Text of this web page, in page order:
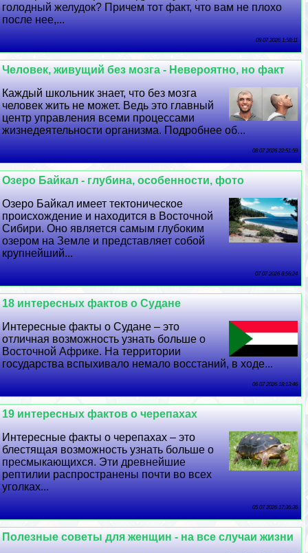
голодный желудок? Причем тот факт, что вам не плохо
после нее,...
09 07 2026 1:58:11
Человек, живущий без мозга - Невероятно, но факт
Каждый школьник знает, что без мозга
человек жить не может. Ведь это главный
центр управления всеми процессами
жизнедеятельности организма. Подробнее об...
08 07 2026 22:51:59
Озеро Байкал - глубина, особенности, фото
Озеро Байкал имеет тектоническое
происхождение и находится в Восточной
Сибири. Оно является самым глубоким
озером на Земле и представляет собой
крупнейший...
07 07 2026 8:56:24
18 интересных фактов о Судане
Интересные факты о Судане – это
отличная возможность узнать больше о
Восточной Африке. На территории
государства вспыхивало немало восстаний, в ходе...
06 07 2026 18:13:46
19 интересных фактов о черепахах
Интересные факты о черепахах – это
блестящая возможность узнать больше о
пресмыкающихся. Эти древнейшие
рептилии распространены почти во всех
уголках...
05 07 2026 17:36:36
Полезные советы для женщин - на все случаи жизни